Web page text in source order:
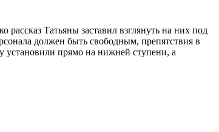
Татьяны заставил взглянуть на них под
должен быть свободным, препятствия в
прямо на нижней ступени, а